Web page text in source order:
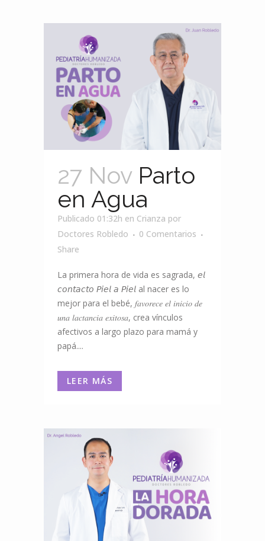
27 Nov Parto
en Agua
Publicado 01:32h en Crianza por
Doctores Robledo
0 Comentarios
Share
La primera hora de vida es sagrada, 𝘦𝘭
𝘤𝘰𝘯𝘵𝘢𝘤𝘵𝘰 𝘗𝘪𝘦𝘭 𝘢 𝘗𝘪𝘦𝘭 al nacer es lo
mejor para el bebé, 𝑓𝑎𝑣𝑜𝑟𝑒𝑐𝑒 𝑒𝑙 𝑖𝑛𝑖𝑐𝑖𝑜 𝑑𝑒
𝑢𝑛𝑎 𝑙𝑎𝑐𝑡𝑎𝑛𝑐𝑖𝑎 𝑒𝑥𝑖𝑡𝑜𝑠𝑎, crea vínculos
afectivos a largo plazo para mamá y
papá....
LEER MÁS